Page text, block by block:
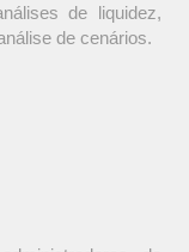
de liquidez,
de cenários.